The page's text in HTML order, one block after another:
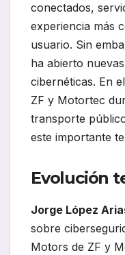
conectados,
experiencia más
usuario. Sin
ha abierto
cibernéticas. En
ZF y Motortec
transporte
este importante
Evolución
Jorge López
sobre
Motors de ZF y